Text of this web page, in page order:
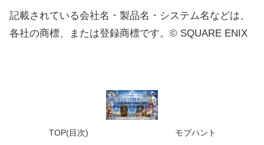
記載されている会社名・製品名・システム名などは、
各社の商標、または登録商標です。© SQUARE ENIX
TOP(目次)
モブハント